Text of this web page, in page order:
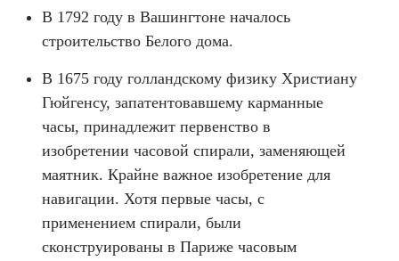
В 1792 году в Вашингтоне началось
строительство Белого дома.
В 1675 году голландскому физику Христиану
Гюйгенсу, запатентовавшему карманные
часы, принадлежит первенство в
изобретении часовой спирали, заменяющей
маятник. Крайне важное изобретение для
навигации. Хотя первые часы, с
применением спирали, были
сконструированы в Париже часовым